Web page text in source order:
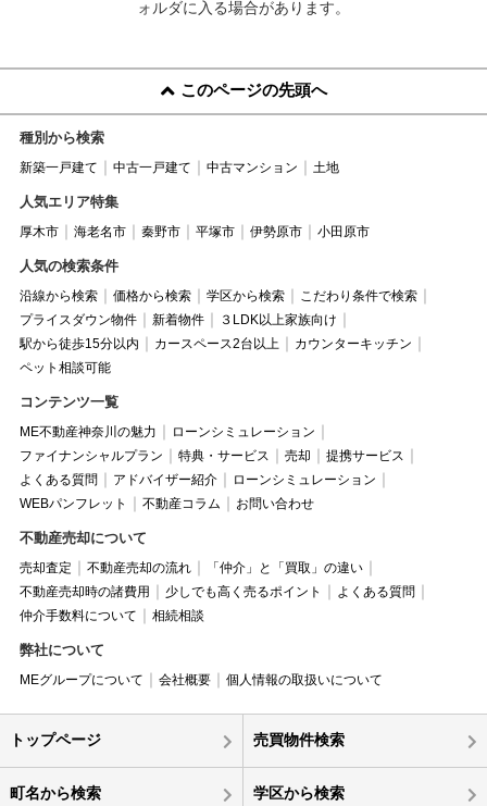
ォルダに入る場合があります。
このページの先頭へ
種別から検索
新築一戸建て 中古一戸建て 中古マンション 土地
人気エリア特集
厚木市 海老名市 秦野市 平塚市 伊勢原市 小田原市
人気の検索条件
沿線から検索 価格から検索 学区から検索
こだわり条件で検索
プライスダウン物件
新着物件
３LDK以上家族向け
駅から徒歩15分以内
カースペース2台以上
カウンターキッチン
ペット相談可能
コンテンツ一覧
ME不動産神奈川の魅力
ローンシミュレーション
ファイナンシャルプラン
特典・サービス 売却
提携サービス
よくある質問
アドバイザー紹介
ローンシミュレーション
WEBパンフレット
不動産コラム お問い合わせ
不動産売却について
売却査定 不動産売却の流れ
「仲介」と「買取」の違い
不動産売却時の諸費用
少しでも高く売るポイント
よくある質問
仲介手数料について
相続相談
弊社について
MEグループについて 会社概要 個人情報の取扱いについて
トップページ 売買物件検索
町名から検索 学区から検索